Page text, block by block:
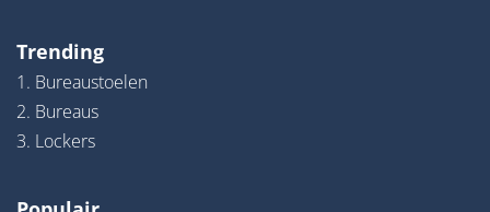
Trending
1. Bureaustoelen
2. Bureaus
3. Lockers